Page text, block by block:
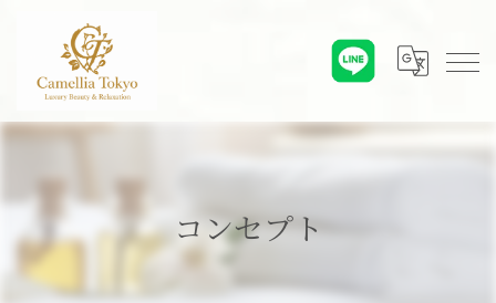
コンセプト